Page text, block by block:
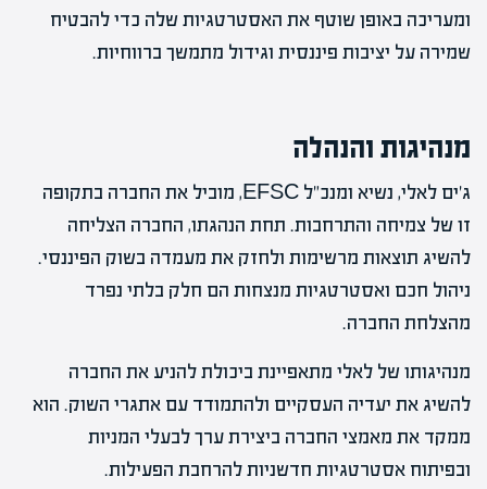
ומעריכה באופן שוטף את האסטרטגיות שלה כדי להבטיח
שמירה על יציבות פיננסית וגידול מתמשך ברווחיות.
מנהיגות והנהלה
ג’ים לאלי, נשיא ומנכ"ל EFSC, מוביל את החברה בתקופה
זו של צמיחה והתרחבות. תחת הנהגתו, החברה הצליחה
להשיג תוצאות מרשימות ולחזק את מעמדה בשוק הפיננסי.
ניהול חכם ואסטרטגיות מנצחות הם חלק בלתי נפרד
מהצלחת החברה.
מנהיגותו של לאלי מתאפיינת ביכולת להניע את החברה
להשיג את יעדיה העסקיים ולהתמודד עם אתגרי השוק. הוא
ממקד את מאמצי החברה ביצירת ערך לבעלי המניות
ובפיתוח אסטרטגיות חדשניות להרחבת הפעילות.